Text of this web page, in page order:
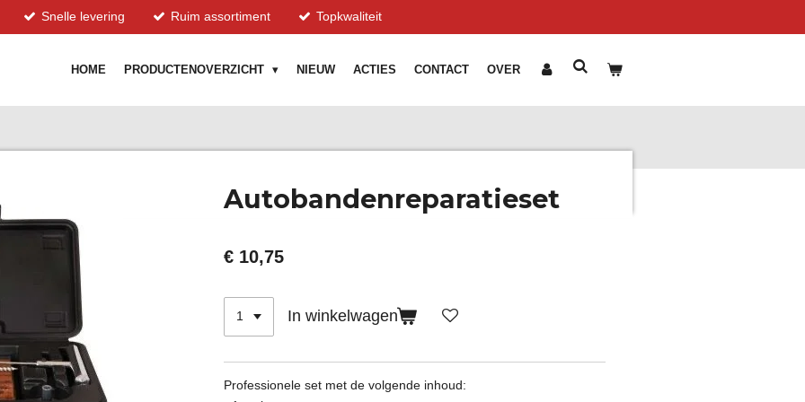
Snelle levering Ruim assortiment Topkwaliteit
HOME PRODUCTENOVERZICHT NIEUW ACTIES CONTACT OVER
Autobandenreparatieset
€ 10,75
In winkelwagen
Professionele set met de volgende inhoud: